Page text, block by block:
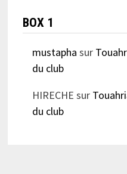
BOX 1
mustapha sur
du club
HIRECHE sur
du club